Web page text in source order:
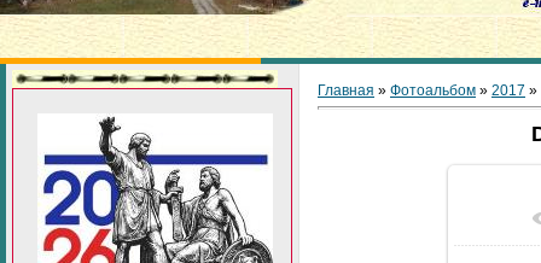
Главная » Фотоальбом » 2017 »
В